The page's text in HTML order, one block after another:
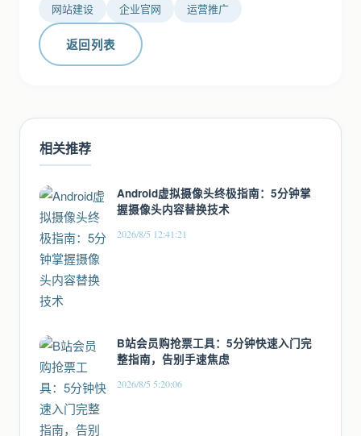
网站建设 企业官网 运营推广
返回列表
相关推荐
Android虚拟摄像头终极指南：5分钟掌
握摄像头内容替换技术
2026/8/5 12:41:21
B站会员购抢票工具：5分钟快速入门完
整指南，告别手速焦虑
2026/8/5 5:20:06